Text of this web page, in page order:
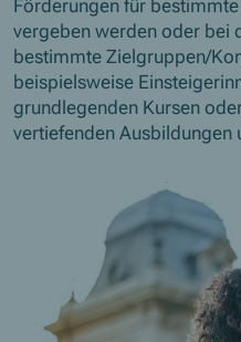
Förderungen für
vergeben werden oder bei
bestimmte Zielgruppen/
beispielsweise
grundlegenden Kursen
vertiefenden Ausbildungen